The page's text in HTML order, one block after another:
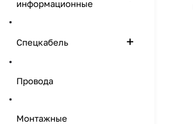
информационные
Спецкабель
Провода
Монтажные